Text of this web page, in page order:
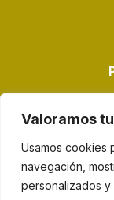
Valoramos
Usamos cookies
navegación,
personalizados y